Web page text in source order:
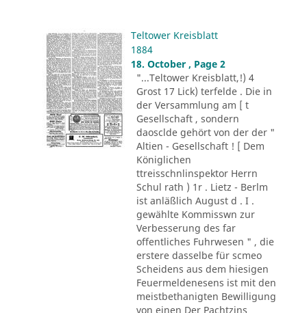
Teltower Kreisblatt
1884
18. October , Page 2
"...Teltower Kreisblatt,!) 4
Grost 17 Lick) terfelde . Die in
der Versammlung am [ t
Gesellschaft , sondern
daosclde gehört von der der "
Altien - Gesellschaft ! [ Dem
Königlichen
ttreisschnlinspektor Herrn
Schul rath ) 1r . Lietz - Berlm
ist anläßlich August d . I .
gewählte Kommisswn zur
Verbesserung des far
offentliches Fuhrwesen " , die
erstere dasselbe für scmeo
Scheidens aus dem hiesigen
Feuermeldenesens ist mit den
meistbethanigten Bewilligung
von einen Der Pachtzins